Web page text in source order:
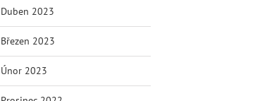
Duben 2023
Březen 2023
Únor 2023